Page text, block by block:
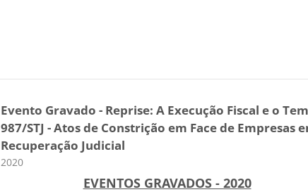
Evento Gravado - Reprise: A Execução Fiscal e o
987/STJ - Atos de Constrição em Face de Empresas
Recuperação Judicial
Categoria do curso
2020
EVENTOS GRAVADOS - 2020